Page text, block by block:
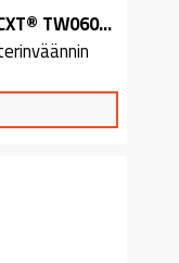
MAKITA ISKEVÄ MUTTERINVÄÄNNIN CXT® TW060DZ